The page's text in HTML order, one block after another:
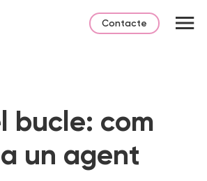
Contacte
bucle: com
un agent